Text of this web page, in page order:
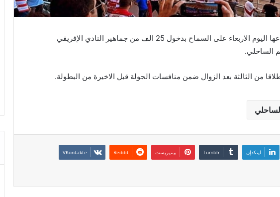
وافقت السلطات الامنية اثرها اجتماعها اليوم الاربعاء على السماح بدخول 25 الف من جماهير النادي الإفريقي
الساحلي.
من الثالثة بعد الزوال ضمن منافسات الجولة قبل الاخيرة من البطولة.
لينكدإن بينتيريست